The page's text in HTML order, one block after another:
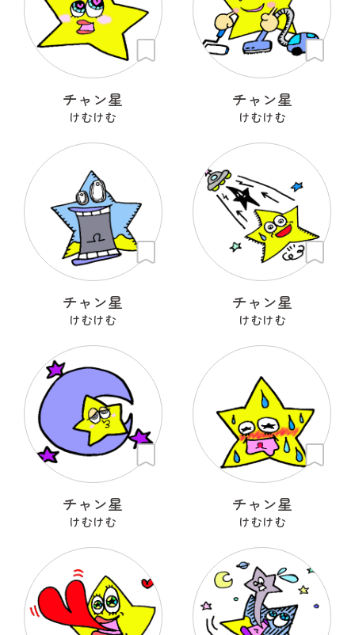
チャン星
けむけむ
チャン星
けむけむ
チャン星
けむけむ
チャン星
けむけむ
チャン星
けむけむ
チャン星
けむけむ